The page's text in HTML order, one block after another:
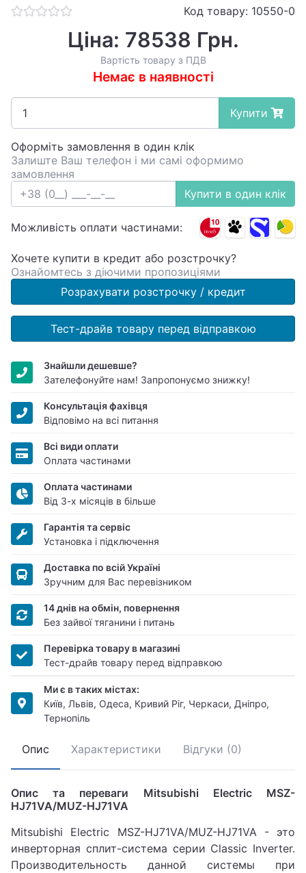
Код товару: 10550-0
Ціна: 78538 Грн.
Вартість товару з ПДВ
Немає в наявності
Купити
Оформіть замовлення в один клік
Залиште Ваш телефон і ми самі оформимо
замовлення
Купити в один клік
Можливість оплати частинами:
Хочете купити в кредит або розстрочку?
Ознайомтесь з діючими пропозиціями
Розрахувати розстрочку / кредит
Тест-драйв товару перед відправкою
Знайшли дешевше?
Зателефонуйте нам! Запропонуємо знижку!
Консультація фахівця
Відповімо на всі питання
Всі види оплати
Оплата частинами
Оплата частинами
Від 3-х місяців в більше
Гарантія та сервіс
Установка і підключення
Доставка по всій Україні
Зручним для Вас перевізником
14 днів на обмін, повернення
Без зайвої тяганини і питань
Перевірка товару в магазині
Тест-драйв товару перед відправкою
Ми є в таких містах:
Київ, Львів, Одеса, Кривий Ріг, Черкаси, Дніпро,
Тернопіль
Опис Характеристики Відгуки (0)
Опис та переваги Mitsubishi Electric MSZ-
HJ71VA/MUZ-HJ71VA
Mitsubishi Electric MSZ-HJ71VA/MUZ-HJ71VA - это
инверторная сплит-система серии Classic Inverter.
Производительность данной системы при